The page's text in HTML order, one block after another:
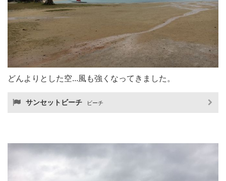
どんよりとした空...風も強くなってきました。
サンセットビーチ ビーチ